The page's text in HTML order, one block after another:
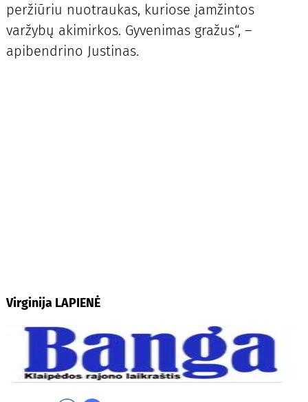
peržiūriu nuotraukas, kuriose įamžintos
varžybų akimirkos. Gyvenimas gražus“, –
apibendrino Justinas.
Virginija LAPIENĖ